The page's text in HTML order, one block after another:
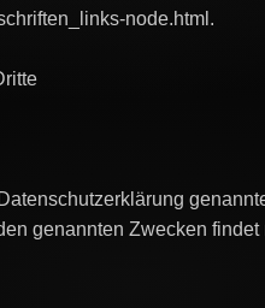
node.html.
genannten Zwecken findet